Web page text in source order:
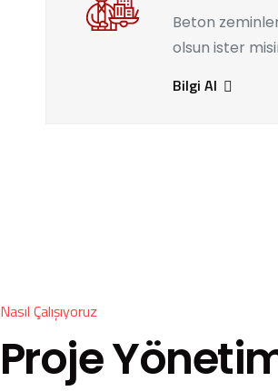
Beton
olsun ister
Bilgi Al
Nasıl Çalışıyoruz
Proje